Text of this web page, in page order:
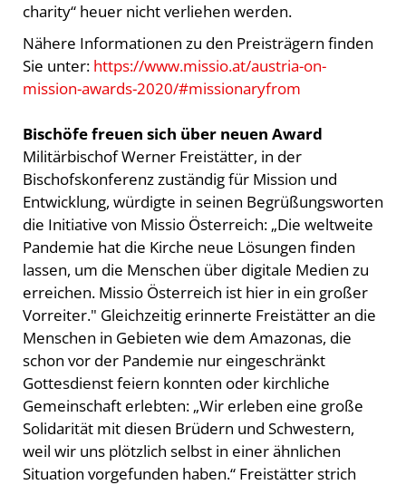
charity“ heuer nicht verliehen werden.
Nähere Informationen zu den Preisträgern finden
Sie unter: https://www.missio.at/austria-on-
mission-awards-2020/#missionaryfrom
Bischöfe freuen sich über neuen Award
Militärbischof Werner Freistätter, in der
Bischofskonferenz zuständig für Mission und
Entwicklung, würdigte in seinen Begrüßungsworten
die Initiative von Missio Österreich: „Die weltweite
Pandemie hat die Kirche neue Lösungen finden
lassen, um die Menschen über digitale Medien zu
erreichen. Missio Österreich ist hier in ein großer
Vorreiter." Gleichzeitig erinnerte Freistätter an die
Menschen in Gebieten wie dem Amazonas, die
schon vor der Pandemie nur eingeschränkt
Gottesdienst feiern konnten oder kirchliche
Gemeinschaft erlebten: „Wir erleben eine große
Solidarität mit diesen Brüdern und Schwestern,
weil wir uns plötzlich selbst in einer ähnlichen
Situation vorgefunden haben.“ Freistätter strich